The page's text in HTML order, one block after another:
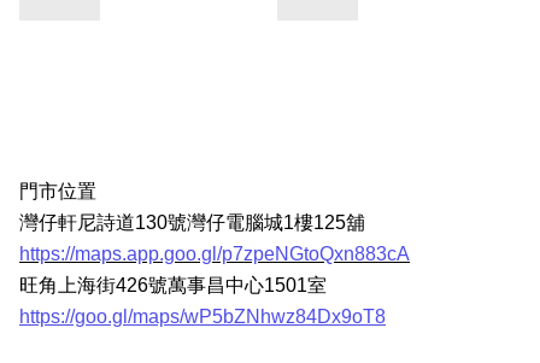
門市位置
灣仔軒尼詩道130號灣仔電腦城1樓125舖
https://maps.app.goo.gl/p7zpeNGtoQxn883cA
旺角上海街426號萬事昌中心1501室
https://goo.gl/maps/wP5bZNhwz84Dx9oT8